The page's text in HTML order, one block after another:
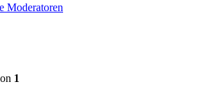
Moderatoren
1